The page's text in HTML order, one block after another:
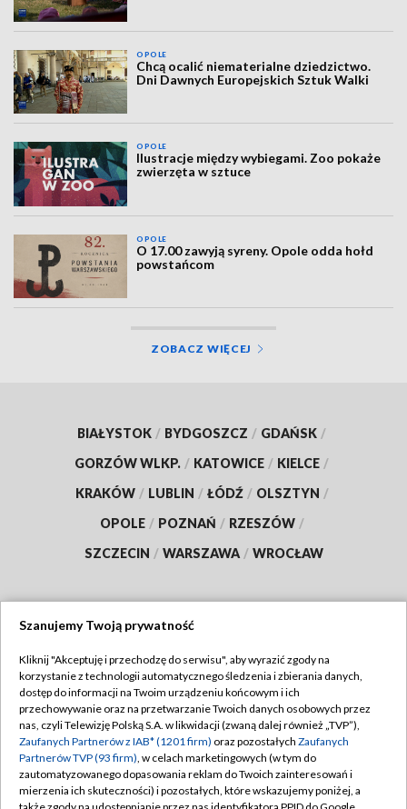
OPOLE
Chcą ocalić niematerialne dziedzictwo.
Dni Dawnych Europejskich Sztuk Walki
OPOLE
Ilustracje między wybiegami. Zoo pokaże
zwierzęta w sztuce
OPOLE
O 17.00 zawyją syreny. Opole odda hołd
powstańcom
ZOBACZ WIĘCEJ
BIAŁYSTOK / BYDGOSZCZ / GDAŃSK /
GORZÓW WLKP. / KATOWICE / KIELCE /
KRAKÓW / LUBLIN / ŁÓDŹ / OLSZTYN /
OPOLE / POZNAŃ / RZESZÓW /
SZCZECIN / WARSZAWA / WROCŁAW
TVP
Abonament TVP
Emisja w TVP
Centrum informacji TVP
Naziemna Telewizja Cyfrowa
Regulamin TVP
Polityka prywatności
Moje zgody
Pomoc
Szanujemy Twoją prywatność
Kliknij "Akceptuję i przechodzę do serwisu", aby wyrazić zgody na
korzystanie z technologii automatycznego śledzenia i zbierania danych,
dostęp do informacji na Twoim urządzeniu końcowym i ich
przechowywanie oraz na przetwarzanie Twoich danych osobowych przez
nas, czyli Telewizję Polską S.A. w likwidacji (zwaną dalej również „TVP”),
Zaufanych Partnerów z IAB* (1201 firm) oraz pozostałych Zaufanych
Partnerów TVP (93 firm), w celach marketingowych (w tym do
zautomatyzowanego dopasowania reklam do Twoich zainteresowań i
mierzenia ich skuteczności) i pozostałych, które wskazujemy poniżej, a